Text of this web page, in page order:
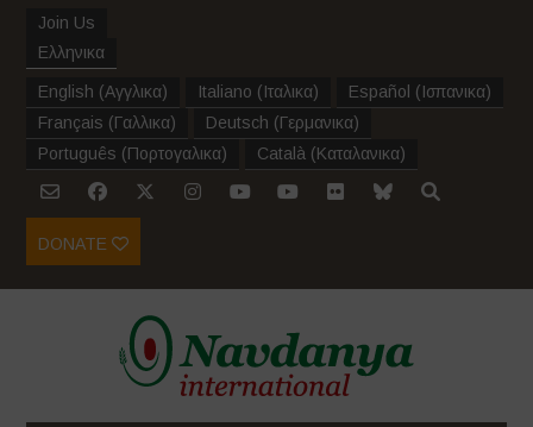
Join Us
Ελληνικα
English (Αγγλικα) Italiano (Ιταλικα) Español (Ισπανικα)
Français (Γαλλικα) Deutsch (Γερμανικα)
Português (Πορτογαλικα) Català (Καταλανικα)
DONATE